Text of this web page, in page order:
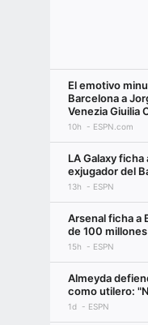
El emotivo
Barcelona a
Venezia Giuilia
10h ESPN.com
LA Galaxy ficha
exjugador del
13h ESPN
Arsenal ficha a
de 100 millones
15h ESPN
Almeyda
como utilero:
1d ESPN